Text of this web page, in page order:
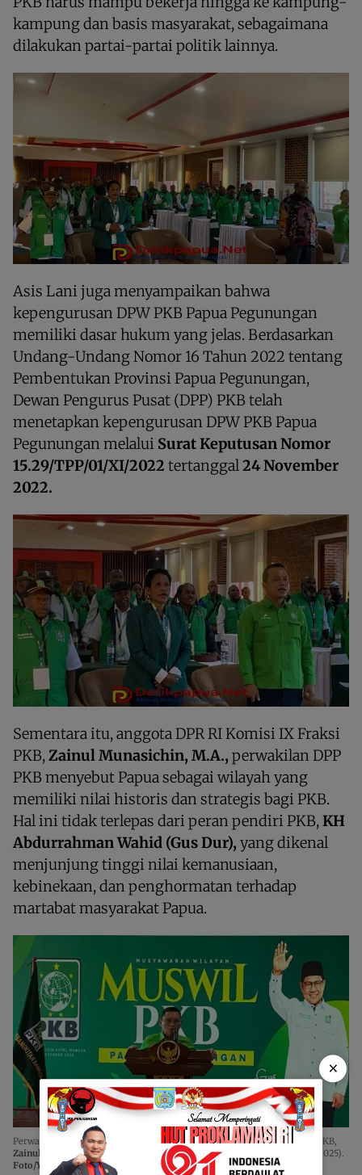
kampung dan basis masyarakat, sebagaimana
dilakukan partai-partai politik lainnya.
Asis Lani juga menyampaikan bahwa
kepengurusan DPW PKB Papua Pegunungan
memiliki dasar hukum yang jelas. Berdasarkan
Undang-Undang Nomor 16 Tahun 2022 tentang
Pembentukan Provinsi Papua Pegunungan,
Dewan Pengurus Pusat (DPP) PKB telah
menetapkan kepengurusan DPW PKB Papua
Pegunungan melalui Surat Keputusan Nomor
15.29/TPP/01/XI/2022 tertanggal24 November
2022.
Sementara itu, anggota DPR RI Komisi IX Fraksi
PKB,Zainul Munasichin, M.A., perwakilan DPP
PKB menyebut Papua sebagai wilayah yang
memiliki nilai historis dan strategis bagi PKB.
Hal ini tidak terlepas dari peran pendiri PKB,KH
Abdurrahman Wahid (Gus Dur), yang dikenal
menjunjung tinggi nilai kemanusiaan,
kebinekaan, dan penghormatan terhadap
martabat masyarakat Papua.
Perwakilan pengurus pusat dan juga Anggota DPR RI Komisi IX Fraksi PKB,
Zainul Munasichin, M.A.,
saat menyampaikan sambutan. Sabtu, (13/12/2025).
Foto/Yohanes Kossay.
×